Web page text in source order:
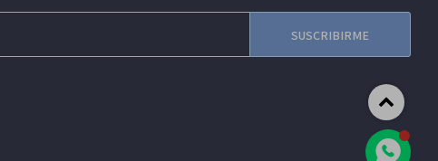
SUSCRIBIRME